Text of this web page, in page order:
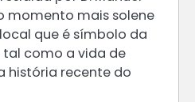
momento mais solene
que é símbolo da
tal como a vida de
história recente do